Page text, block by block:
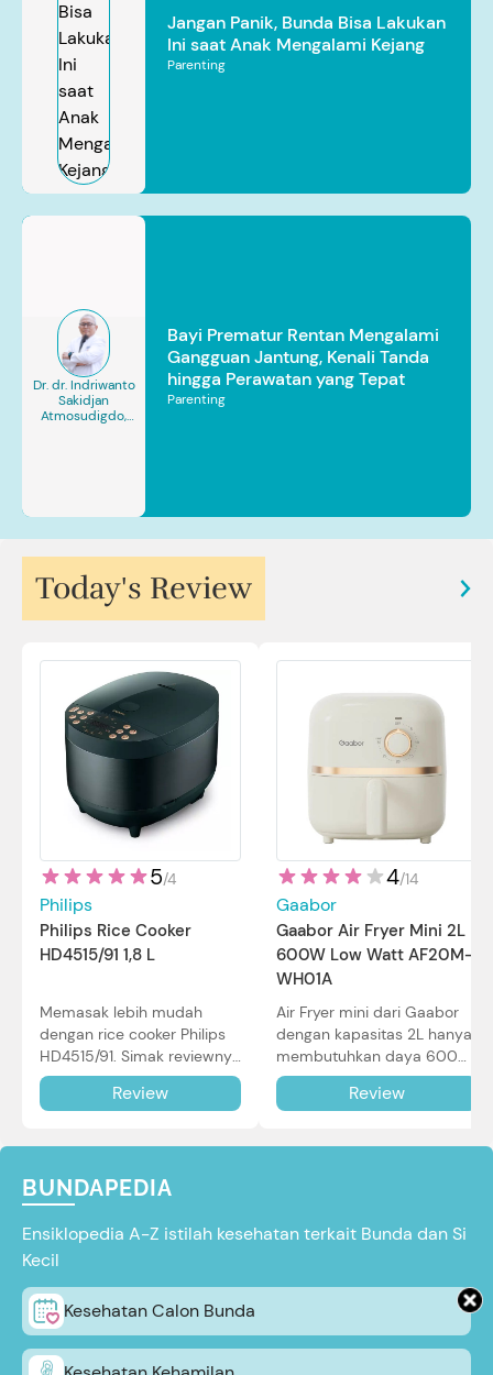
Jangan Panik, Bunda Bisa Lakukan
Ini saat Anak Mengalami Kejang
Parenting
Dr. dr. Indriwanto
Sakidjan
Atmosudigdo,
Bayi Prematur Rentan Mengalami
Gangguan Jantung, Kenali Tanda
hingga Perawatan yang Tepat
Parenting
Today's Review
5/4
Philips
Philips Rice Cooker
HD4515/91 1,8 L
Memasak lebih mudah
dengan rice cooker Philips
HD4515/91. Simak reviewnya
di sini.
Review
4/14
Gaabor
Gaabor Air Fryer Mini 2L
600W Low Watt AF20M-
WH01A
Air Fryer mini dari Gaabor
dengan kapasitas 2L hanya
membutuhkan daya 600W
dalam pemakaian. Simak
review selengkapnya di sini.
Review
BUNDAPEDIA
Ensiklopedia A-Z istilah kesehatan terkait Bunda dan Si
Kecil
Kesehatan Calon Bunda